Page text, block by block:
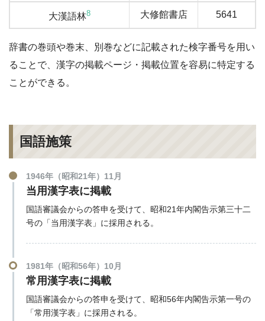
大漢語林8 大修館書店 5641
辞書の巻頭や巻末、別巻などに記載された検字番号を用い
ることで、漢字の掲載ページ・掲載位置を容易に特定する
ことができる。
国語施策
1946年（昭和21年）11月
当用漢字表に掲載
国語審議会からの答申を受けて、昭和21年内閣告示第三十二
号の「当用漢字表」に採用される。
1981年（昭和56年）10月
常用漢字表に掲載
国語審議会からの答申を受けて、昭和56年内閣告示第一号の
「常用漢字表」に採用される。